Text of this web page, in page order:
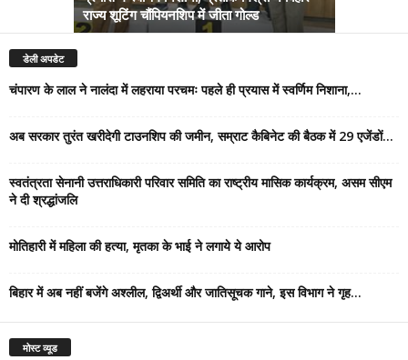
राज्य शूटिंग चौंपियनशिप में जीता गोल्ड
डेली अपडेट
चंपारण के लाल ने नालंदा में लहराया परचमः पहले ही प्रयास में स्वर्णिम निशाना,...
अब सरकार तुरंत खरीदेगी टाउनशिप की जमीन, सम्राट कैबिनेट की बैठक में 29 एजेंडों...
स्वतंत्रता सेनानी उत्तराधिकारी परिवार समिति का राष्ट्रीय मासिक कार्यक्रम, असम सीएम
ने दी श्रद्धांजलि
मोतिहारी में महिला की हत्या, मृतका के भाई ने लगाये ये आरोप
बिहार में अब नहीं बजेंगे अश्लील, द्विअर्थी और जातिसूचक गाने, इस विभाग ने गृह...
मोस्ट व्यूड